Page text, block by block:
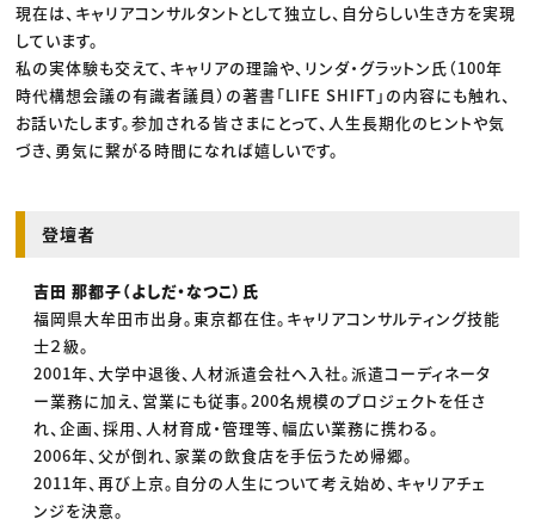
現在は、キャリアコンサルタントとして独立し、自分らしい生き方を実現
しています。
私の実体験も交えて、キャリアの理論や、リンダ・グラットン氏（100年
時代構想会議の有識者議員）の著書「LIFE SHIFT」の内容にも触れ、
お話いたします。参加される皆さまにとって、人生長期化のヒントや気
づき、勇気に繋がる時間になれば嬉しいです。
登壇者
吉田 那都子（よしだ・なつこ）氏
福岡県大牟田市出身。東京都在住。キャリアコンサルティング技能
士２級。
2001年、大学中退後、人材派遣会社へ入社。派遣コーディネータ
ー業務に加え、営業にも従事。200名規模のプロジェクトを任さ
れ、企画、採用、人材育成・管理等、幅広い業務に携わる。
2006年、父が倒れ、家業の飲食店を手伝うため帰郷。
2011年、再び上京。自分の人生について考え始め、キャリアチェ
ンジを決意。